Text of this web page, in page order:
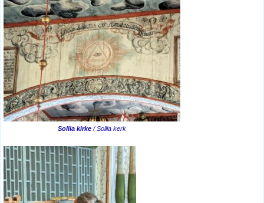
Sollia kirke / Sollia kerk